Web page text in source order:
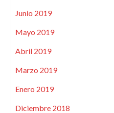
Junio 2019
Mayo 2019
Abril 2019
Marzo 2019
Enero 2019
Diciembre 2018